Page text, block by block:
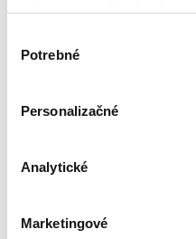
nám zas umožňujú
nám pomohlo, keby sme
súhlasu
Potrebné
Personalizačné
Analytické
Marketingové
Bestsellery
Najlacnejšie